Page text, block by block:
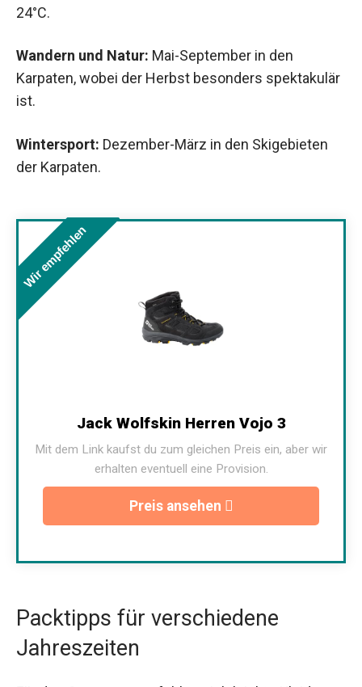
24°C.
Wandern und Natur: Mai-September in den
Karpaten, wobei der Herbst besonders spektakulär
ist.
Wintersport: Dezember-März in den Skigebieten
der Karpaten.
Wir empfehlen
Jack Wolfskin Herren Vojo 3
Mit dem Link kaufst du zum gleichen Preis ein, aber wir
erhalten eventuell eine Provision.
Preis ansehen
Packtipps für verschiedene
Jahreszeiten